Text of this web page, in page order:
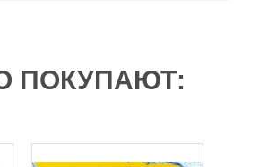
ПОКУПАЮТ: